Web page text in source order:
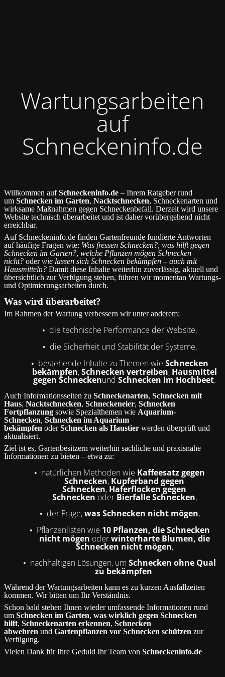
Wartungsarbeiten
auf
Schneckeninfo.de
Willkommen aufSchneckeninfo.de – Ihrem Ratgeber rund
um Schnecken im Garten, Nacktschnecken, Schneckenarten und
wirksame Maßnahmen gegen Schneckenbefall. Derzeit wird unsere
Website technisch überarbeitet und ist daher vorübergehend nicht
erreichbar.
Auf Schneckeninfo.de finden Gartenfreunde fundierte Antworten
auf häufige Fragen wie: Was fressen Schnecken?, was hilft gegen
Schnecken im Garten?, welche Pflanzen mögen Schnecken
nicht? oderwie lassen sich Schnecken bekämpfen – auch mit
Hausmitteln? Damit diese Inhalte weiterhin zuverlässig, aktuell und
übersichtlich zur Verfügung stehen, führen wir momentan Wartungs-
und Optimierungsarbeiten durch.
Was wird überarbeitet?
Im Rahmen der Wartung verbessern wir unter anderem:
• die technische Performance der Website,
• die Sicherheit und Stabilität der Systeme,
• bestehende Inhalte zu Themen wie Schnecken
bekämpfen,Schnecken vertreiben, Hausmittel
gegen Schneckenund Schnecken im Hochbeet.
Auch Informationsseiten zu Schneckenarten, Schnecken mit
Haus, Nacktschnecken, Schneckeneier, Schnecken
Fortpflanzung sowie Spezialthemen wie Aquarium-
Schnecken, Schnecken im Aquarium
bekämpfen oderSchnecken als Haustier werden überprüft und
aktualisiert.
Ziel ist es, Gartenbesitzern weiterhin sachliche und praxisnahe
Informationen zu bieten – etwa zu:
• natürlichen Methoden wie Kaffeesatz gegen
Schnecken, Kupferband gegen
Schnecken,Haferflocken gegen
Schnecken oder Bierfalle Schnecken,
• der Frage,was Schnecken nicht mögen,
• Pflanzenlisten wie 10 Pflanzen, die Schnecken
nicht mögen oderwinterharte Blumen, die
Schnecken nicht mögen,
• nachhaltigen Lösungen, umSchnecken ohne Qual
zu bekämpfen.
Während der Wartungsarbeiten kann es zu kurzen Ausfallzeiten
kommen. Wir bitten um Ihr Verständnis.
Schon bald stehen Ihnen wieder umfassende Informationen rund
um Schnecken im Garten, was wirklich gegen Schnecken
hilft, Schneckenarten erkennen, Schnecken
abwehren und Gartenpflanzen vor Schnecken schützen zur
Verfügung.
Vielen Dank für Ihre Geduld Ihr Team von Schneckeninfo.de